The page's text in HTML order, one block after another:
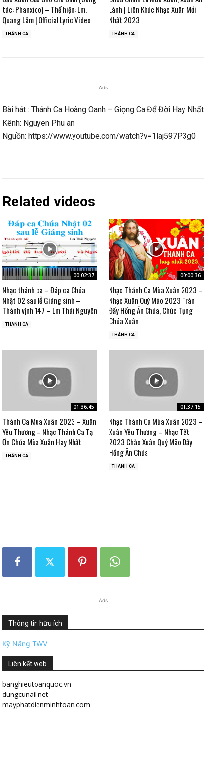
tác: Phanxico) – Thể hiện: Lm.
Quang Lâm | Official Lyric Video
THÁNH CA
Lành | Liên Khúc Nhạc Xuân Mới
Nhất 2023
THÁNH CA
Ads
Bài hát : Thánh Ca Hoàng Oanh – Giọng Ca Để Đời Hay Nhất
Kênh: Nguyen Phu an
Nguồn: https://www.youtube.com/watch?v=1laj597P3g0
Related videos
00:02:37
Nhạc thánh ca – Đáp ca Chúa
Nhật 02 sau lễ Giáng sinh –
Thánh vịnh 147 – Lm Thái Nguyên
THÁNH CA
00:00:36
Nhạc Thánh Ca Mùa Xuân 2023 –
Nhạc Xuân Quý Mão 2023 Tràn
Đầy Hồng Ân Chúa, Chúc Tụng
Chúa Xuân
THÁNH CA
01:36:45
Thánh Ca Mùa Xuân 2023 – Xuân
Yêu Thương – Nhạc Thánh Ca Tạ
Ơn Chúa Mùa Xuân Hay Nhất
THÁNH CA
01:37:15
Nhạc Thánh Ca Mùa Xuân 2023 –
Xuân Yêu Thương – Nhạc Tết
2023 Chào Xuân Quý Mão Đầy
Hồng Ân Chúa
THÁNH CA
Ads
Thông tin hữu ích
Kỹ Năng TWV
Liên kết web
banghieutoanquoc.vn
dungcunail.net
mayphatdienminhtoan.com